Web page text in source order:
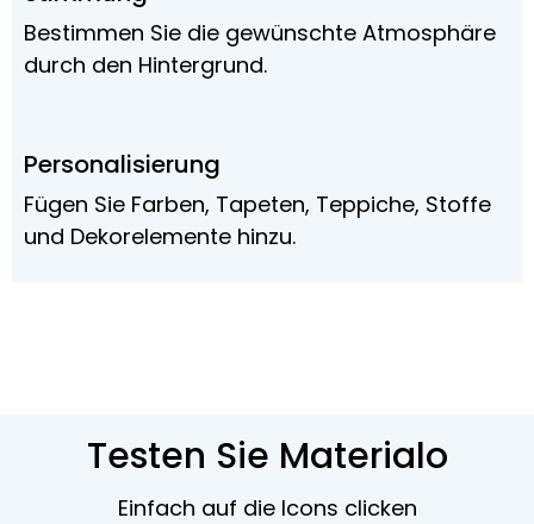
Bestimmen Sie die gewünschte Atmosphäre
durch den Hintergrund.
Personalisierung
Fügen Sie Farben, Tapeten, Teppiche, Stoffe
und Dekorelemente hinzu.
Testen Sie Materialo
Einfach auf die Icons clicken